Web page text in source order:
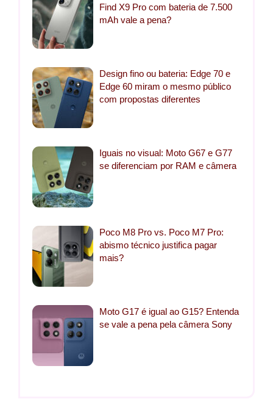
Find X9 Pro com bateria de 7.500
mAh vale a pena?
Design fino ou bateria: Edge 70 e
Edge 60 miram o mesmo público
com propostas diferentes
Iguais no visual: Moto G67 e G77
se diferenciam por RAM e câmera
Poco M8 Pro vs. Poco M7 Pro:
abismo técnico justifica pagar
mais?
Moto G17 é igual ao G15? Entenda
se vale a pena pela câmera Sony